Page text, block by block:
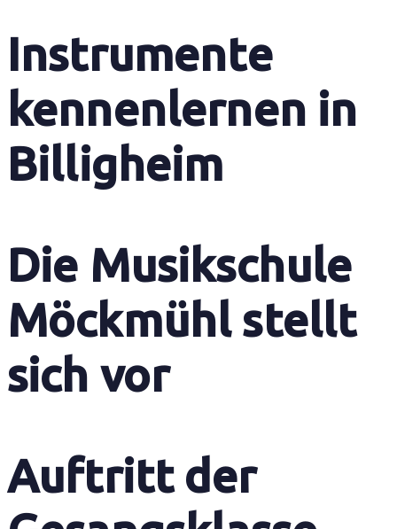
Instrumente
kennenlernen in
Billigheim
Die Musikschule
Möckmühl stellt
sich vor
Auftritt der